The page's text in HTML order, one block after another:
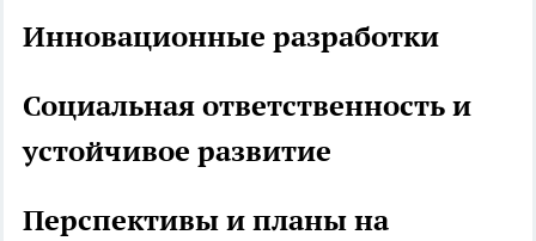
Инновационные разработки
Социальная ответственность и
устойчивое развитие
Перспективы и планы на